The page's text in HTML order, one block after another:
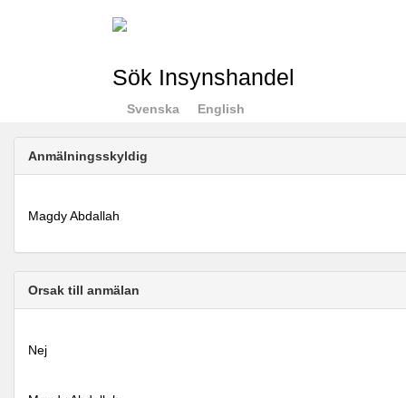
Sök Insynshandel
Svenska English
Anmälningsskyldig
Magdy Abdallah
Orsak till anmälan
Nej